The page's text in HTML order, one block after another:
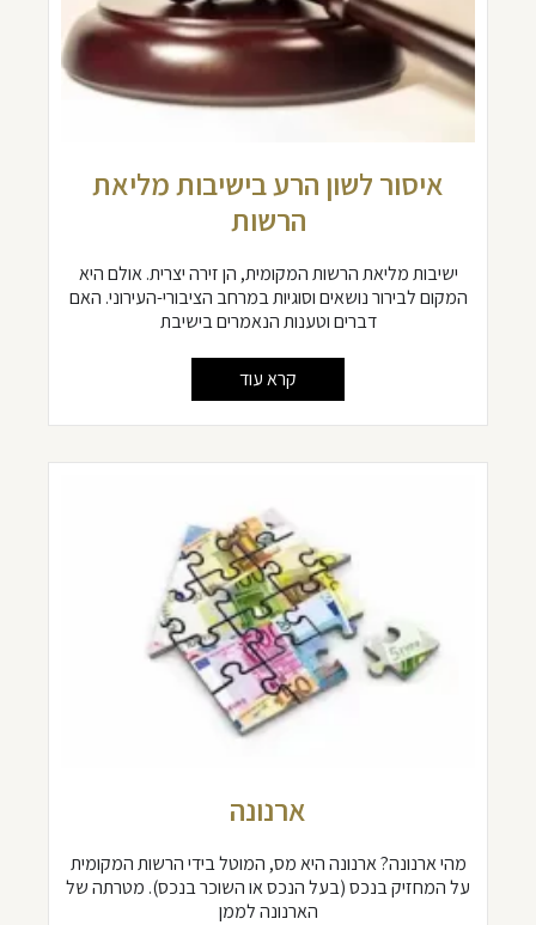
איסור לשון הרע בישיבות מליאת
הרשות
ישיבות מליאת הרשות המקומית, הן זירה יצרית. אולם היא
המקום לבירור נושאים וסוגיות במרחב הציבורי-העירוני. האם
דברים וטענות הנאמרים בישיבת
קרא עוד
ארנונה
מהי ארנונה? ארנונה היא מס, המוטל בידי הרשות המקומית
על המחזיק בנכס (בעל הנכס או השוכר בנכס). מטרתה של
הארנונה לממן